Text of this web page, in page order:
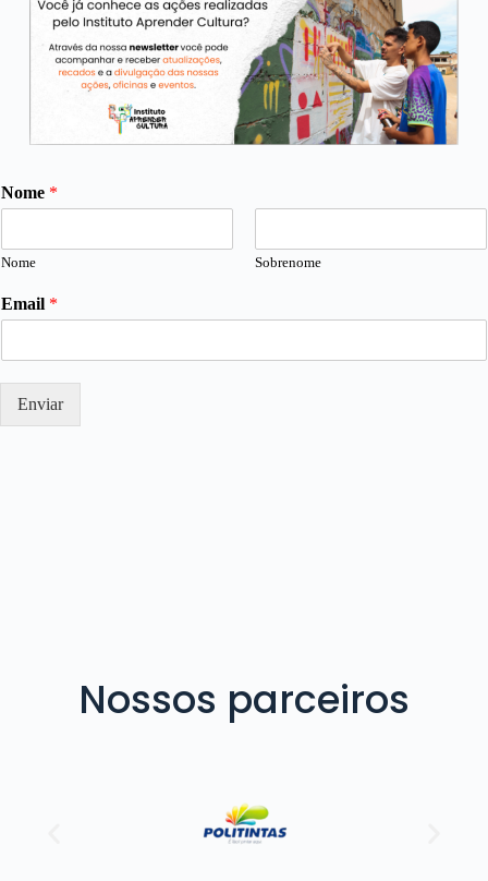
Nome *
Nome Sobrenome
*
Email *
Enviar
Nossos parceiros